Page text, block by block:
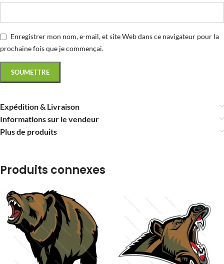
Enregistrer mon nom, e-mail, et site Web dans ce navigateur pour la
prochaine fois que je commençai.
Expédition & Livraison
Informations sur le vendeur
Plus de produits
Produits connexes